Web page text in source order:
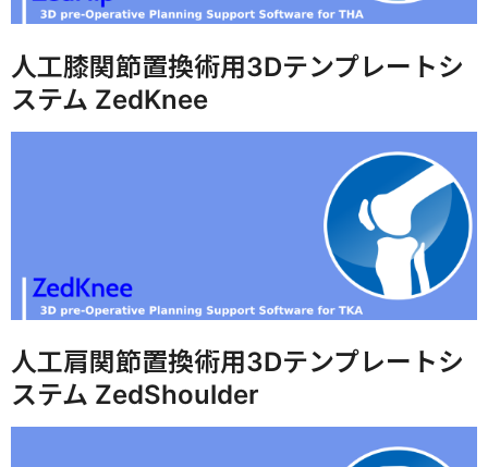
人工膝関節置換術用3Dテンプレートシ
ステム ZedKnee
人工肩関節置換術用3Dテンプレートシ
ステム ZedShoulder